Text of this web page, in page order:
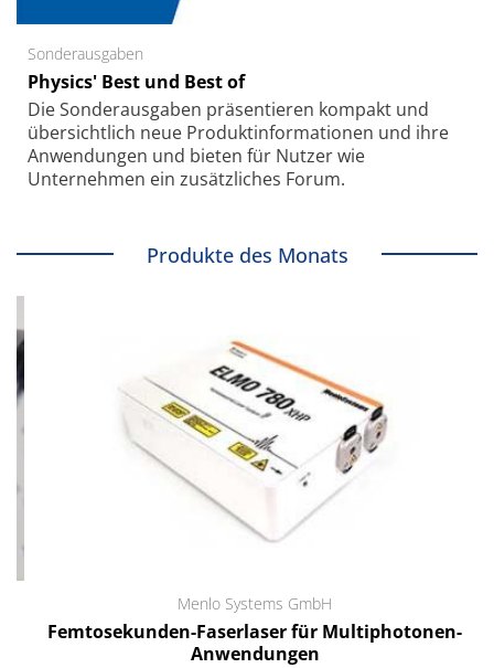
Sonderausgaben
Physics' Best und Best of
Die Sonder­ausgaben präsentieren kompakt und
übersichtlich neue Produkt­informationen und ihre
Anwendungen und bieten für Nutzer wie
Unternehmen ein zusätzliches Forum.
Produkte des Monats
Menlo Systems GmbH
Femtosekunden-Faserlaser für Multiphotonen-
Anwendungen